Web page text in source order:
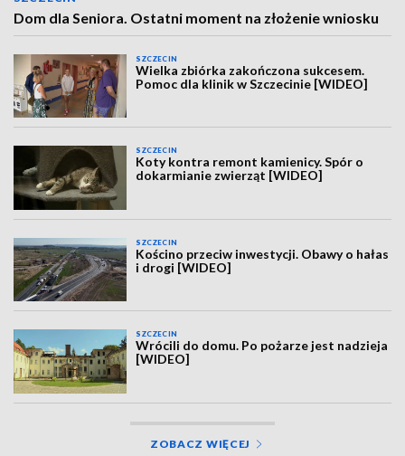
Dom dla Seniora. Ostatni moment na złożenie wniosku
SZCZECIN
Wielka zbiórka zakończona sukcesem.
Pomoc dla klinik w Szczecinie [WIDEO]
SZCZECIN
Koty kontra remont kamienicy. Spór o
dokarmianie zwierząt [WIDEO]
SZCZECIN
Kościno przeciw inwestycji. Obawy o hałas
i drogi [WIDEO]
SZCZECIN
Wrócili do domu. Po pożarze jest nadzieja
[WIDEO]
ZOBACZ WIĘCEJ